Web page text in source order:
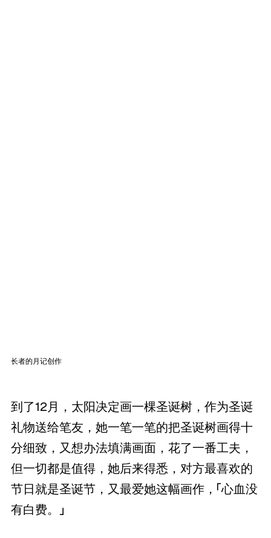
长者的月记创作
到了12月，太阳决定画一棵圣诞树，作为圣诞
礼物送给笔友，她一笔一笔的把圣诞树画得十
分细致，又想办法填满画面，花了一番工夫，
但一切都是值得，她后来得悉，对方最喜欢的
节日就是圣诞节，又最爱她这幅画作，「心血没
有白费。」